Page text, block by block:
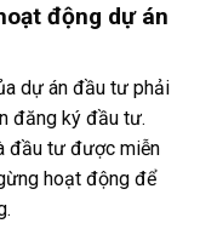
động dự án
dự án đầu tư phải
đăng ký đầu tư.
đầu tư được miễn
hoạt động để